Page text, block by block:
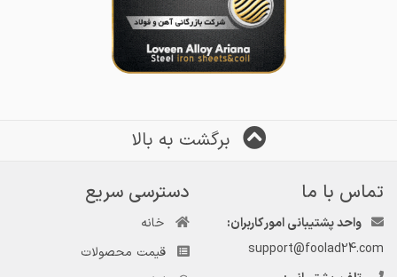
برگشت به بالا
تماس با ما
واحد پشتیبانی امور کاربران:
support@foolad24.com
دسترسی سریع
خانه
قیمت محصولات